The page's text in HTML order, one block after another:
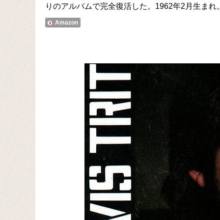
りのアルバムで完全復活した。1962年2月生まれ
Amazon